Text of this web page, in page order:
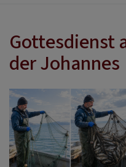
Gottesdienst
der Johannes